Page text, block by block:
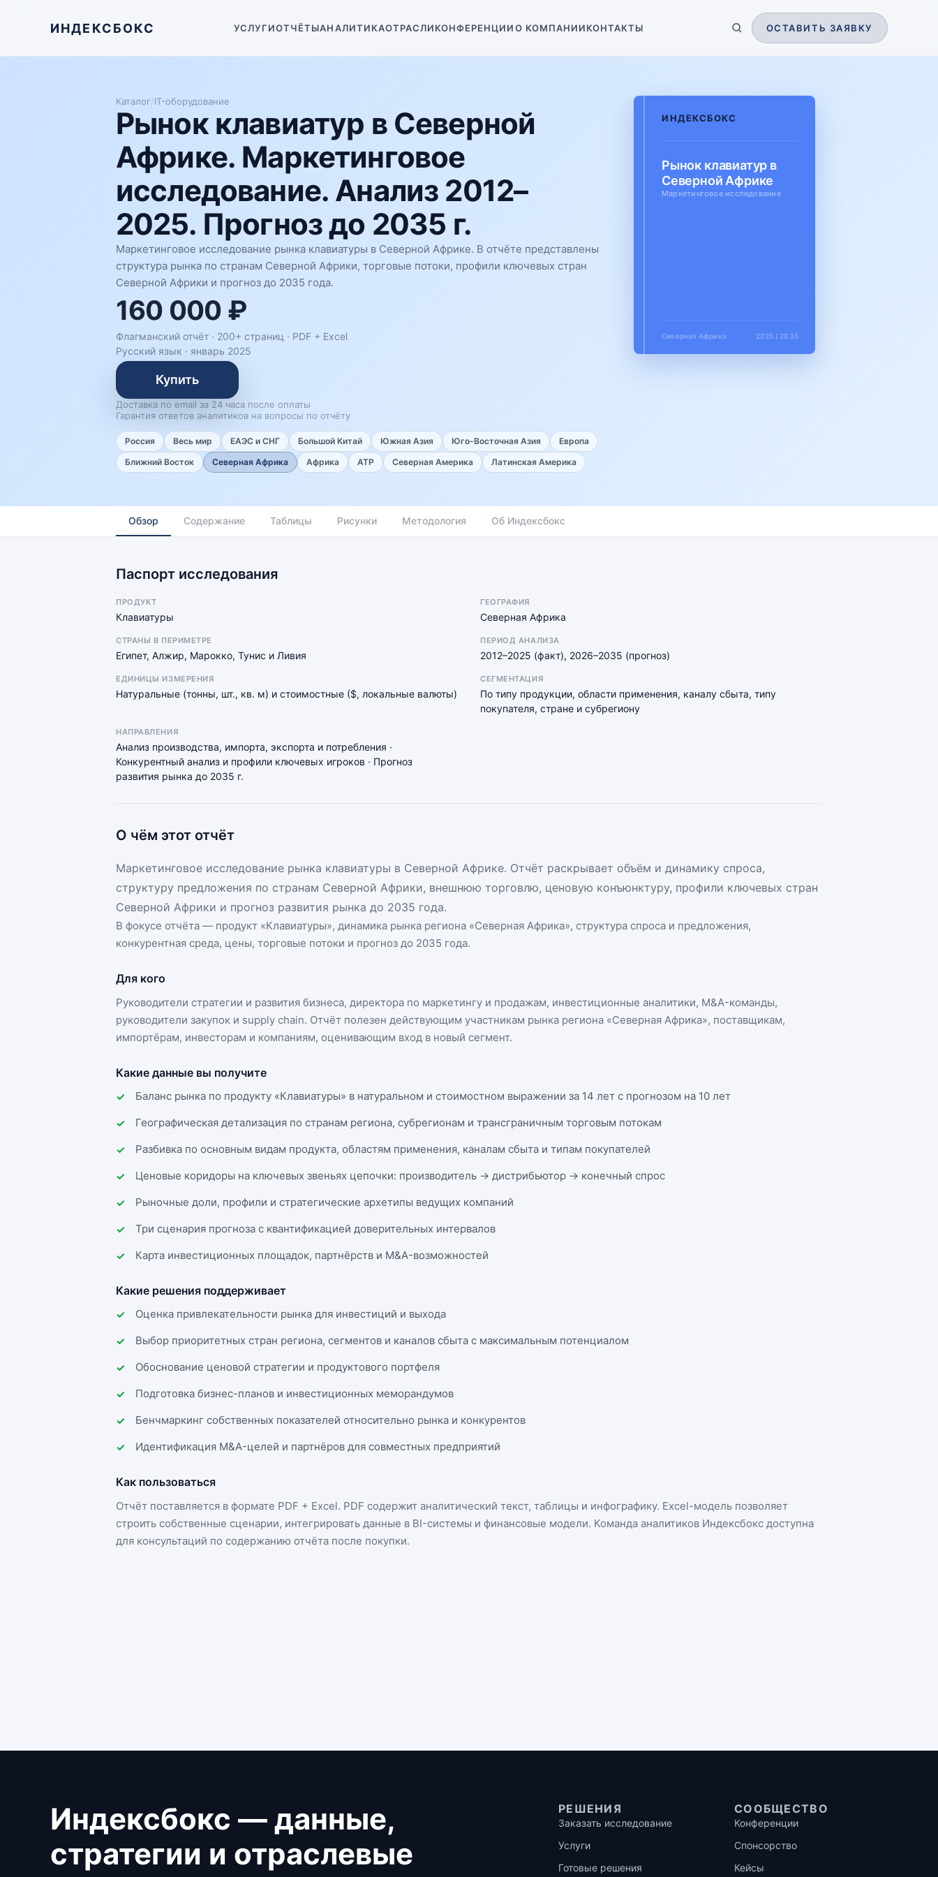
ИНДЕКСБОКС УСЛУГИОТЧЁТЫАНАЛИТИКАОТРАСЛИКОНФЕРЕНЦИИО КОМПАНИИКОНТАКТЫ ОСТАВИТЬ ЗАЯВКУ
Каталог/IT-оборудование
Рынок клавиатур в Северной
Африке. Маркетинговое
исследование. Анализ 2012–
2025. Прогноз до 2035 г.
Маркетинговое исследование рынка клавиатуры в Северной Африке. В отчёте представлены
структура рынка по странам Северной Африки, торговые потоки, профили ключевых стран
Северной Африки и прогноз до 2035 года.
160 000 ₽
Флагманский отчёт · 200+ страниц · PDF + Excel
Русский язык · январь 2025
Купить
Доставка по email за 24 часа после оплаты
Гарантия ответов аналитиков на вопросы по отчёту
Россия Весь мир ЕАЭС и СНГ Большой Китай Южная Азия Юго-Восточная Азия
Европа
Ближний Восток
Северная Африка Африка АТР Северная Америка Латинская Америка
ИНДЕКСБОКС
Рынок клавиатур в
Северной Африке
Маркетинговое исследование
Северная Африка 2025 / 2035
Обзор Содержание Таблицы Рисунки Методология Об Индексбокс
Паспорт исследования
ПРОДУКТ
Клавиатуры
ГЕОГРАФИЯ
Северная Африка
СТРАНЫ В ПЕРИМЕТРЕ
Египет, Алжир, Марокко, Тунис и Ливия
ПЕРИОД АНАЛИЗА
2012–2025 (факт), 2026–2035 (прогноз)
ЕДИНИЦЫ ИЗМЕРЕНИЯ
Натуральные (тонны, шт., кв. м) и стоимостные ($, локальные валюты)
СЕГМЕНТАЦИЯ
По типу продукции, области применения, каналу сбыта, типу
покупателя, стране и субрегиону
НАПРАВЛЕНИЯ
Анализ производства, импорта, экспорта и потребления ·
Конкурентный анализ и профили ключевых игроков · Прогноз
развития рынка до 2035 г.
О чём этот отчёт
Маркетинговое исследование рынка клавиатуры в Северной Африке. Отчёт раскрывает объём и динамику спроса,
структуру предложения по странам Северной Африки, внешнюю торговлю, ценовую конъюнктуру, профили ключевых стран
Северной Африки и прогноз развития рынка до 2035 года.
В фокусе отчёта — продукт «Клавиатуры», динамика рынка региона «Северная Африка», структура спроса и предложения,
конкурентная среда, цены, торговые потоки и прогноз до 2035 года.
Для кого
Руководители стратегии и развития бизнеса, директора по маркетингу и продажам, инвестиционные аналитики, M&A-команды,
руководители закупок и supply chain. Отчёт полезен действующим участникам рынка региона «Северная Африка», поставщикам,
импортёрам, инвесторам и компаниям, оценивающим вход в новый сегмент.
Какие данные вы получите
Баланс рынка по продукту «Клавиатуры» в натуральном и стоимостном выражении за 14 лет с прогнозом на 10 лет
Географическая детализация по странам региона, субрегионам и трансграничным торговым потокам
Разбивка по основным видам продукта, областям применения, каналам сбыта и типам покупателей
Ценовые коридоры на ключевых звеньях цепочки: производитель → дистрибьютор → конечный спрос
Рыночные доли, профили и стратегические архетипы ведущих компаний
Три сценария прогноза с квантификацией доверительных интервалов
Карта инвестиционных площадок, партнёрств и M&A-возможностей
Какие решения поддерживает
Оценка привлекательности рынка для инвестиций и выхода
Выбор приоритетных стран региона, сегментов и каналов сбыта с максимальным потенциалом
Обоснование ценовой стратегии и продуктового портфеля
Подготовка бизнес-планов и инвестиционных меморандумов
Бенчмаркинг собственных показателей относительно рынка и конкурентов
Идентификация M&A-целей и партнёров для совместных предприятий
Как пользоваться
Отчёт поставляется в формате PDF + Excel. PDF содержит аналитический текст, таблицы и инфографику. Excel-модель позволяет
строить собственные сценарии, интегрировать данные в BI-системы и финансовые модели. Команда аналитиков Индексбокс доступна
для консультаций по содержанию отчёта после покупки.
Индексбокс — данные,
стратегии и отраслевые
РЕШЕНИЯ
Заказать исследование
Услуги
Готовые решения
СООБЩЕСТВО
Конференции
Спонсорство
Кейсы